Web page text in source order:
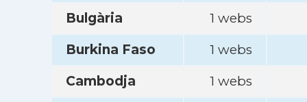
Bulgària
1 webs
Burkina Faso
1 webs
Cambodja
1 webs